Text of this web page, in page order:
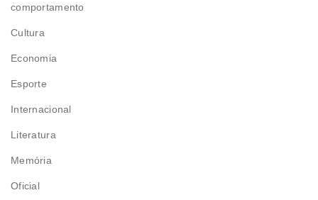
comportamento
Cultura
Economia
Esporte
Internacional
Literatura
Memória
Oficial